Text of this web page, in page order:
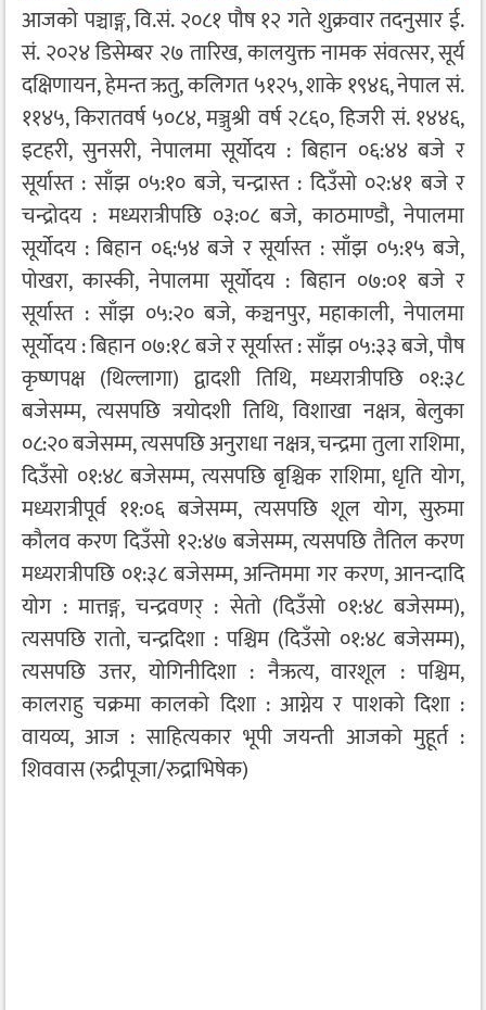
आजको पञ्चाङ्ग, वि.सं. २०८१ पौष १२ गते शुक्रवार तदनुसार ई.
सं. २०२४ डिसेम्बर २७ तारिख, कालयुक्त नामक संवत्सर, सूर्य
दक्षिणायन, हेमन्त ऋतु, कलिगत ५१२५, शाके १९४६, नेपाल सं.
११४५, किरातवर्ष ५०८४, मञ्जुश्री वर्ष २८६०, हिजरी सं. १४४६,
इटहरी, सुनसरी, नेपालमा सूर्योदय : बिहान ०६:४४ बजे र
सूर्यास्त : साँझ ०५:१० बजे, चन्द्रास्त : दिउँसो ०२:४१ बजे र
चन्द्रोदय : मध्यरात्रीपछि ०३:०८ बजे, काठमाण्डौ, नेपालमा
सूर्योदय : बिहान ०६:५४ बजे र सूर्यास्त : साँझ ०५:१५ बजे,
पोखरा, कास्की, नेपालमा सूर्योदय : बिहान ०७:०१ बजे र
सूर्यास्त : साँझ ०५:२० बजे, कञ्चनपुर, महाकाली, नेपालमा
सूर्योदय : बिहान ०७:१८ बजे र सूर्यास्त : साँझ ०५:३३ बजे, पौष
कृष्णपक्ष (थिल्लागा) द्वादशी तिथि, मध्यरात्रीपछि ०१:३८
बजेसम्म, त्यसपछि त्रयोदशी तिथि, विशाखा नक्षत्र, बेलुका
०८:२० बजेसम्म, त्यसपछि अनुराधा नक्षत्र, चन्द्रमा तुला राशिमा,
दिउँसो ०१:४८ बजेसम्म, त्यसपछि बृश्चिक राशिमा, धृति योग,
मध्यरात्रीपूर्व ११:०६ बजेसम्म, त्यसपछि शूल योग, सुरुमा
कौलव करण दिउँसो १२:४७ बजेसम्म, त्यसपछि तैतिल करण
मध्यरात्रीपछि ०१:३८ बजेसम्म, अन्तिममा गर करण, आनन्दादि
योग : मात्तङ्ग, चन्द्रवणर् : सेतो (दिउँसो ०१:४८ बजेसम्म),
त्यसपछि रातो, चन्द्रदिशा : पश्चिम (दिउँसो ०१:४८ बजेसम्म),
त्यसपछि उत्तर, योगिनीदिशा : नैऋत्य, वारशूल : पश्चिम,
कालराहु चक्रमा कालको दिशा : आग्नेय र पाशको दिशा :
वायव्य, आज : साहित्यकार भूपी जयन्ती आजको मुहूर्त :
शिववास (रुद्रीपूजा/रुद्राभिषेक)